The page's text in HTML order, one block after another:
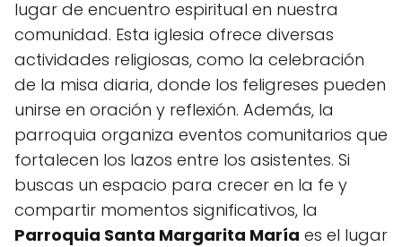
lugar de encuentro espiritual en nuestra
comunidad. Esta iglesia ofrece diversas
actividades religiosas, como la celebración
de la misa diaria, donde los feligreses pueden
unirse en oración y reflexión. Además, la
parroquia organiza eventos comunitarios que
fortalecen los lazos entre los asistentes. Si
buscas un espacio para crecer en la fe y
compartir momentos significativos, la
Parroquia Santa Margarita María es el lugar